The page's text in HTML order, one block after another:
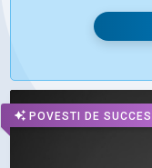
POVESTI DE SUCCES